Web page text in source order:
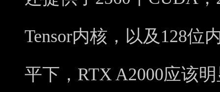
Tensor内核，以及128位
平下，RTX A2000应该